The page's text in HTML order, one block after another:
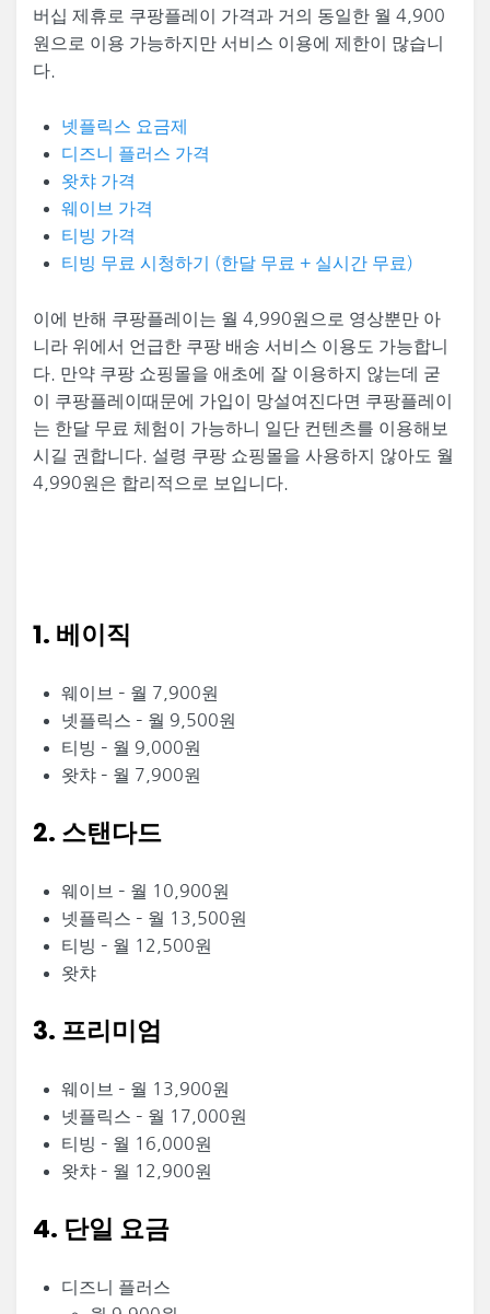
버십 제휴로 쿠팡플레이 가격과 거의 동일한 월 4,900
원으로 이용 가능하지만 서비스 이용에 제한이 많습니
다.
넷플릭스 요금제
디즈니 플러스 가격
왓챠 가격
웨이브 가격
티빙 가격
티빙 무료 시청하기 (한달 무료 + 실시간 무료)
이에 반해 쿠팡플레이는 월 4,990원으로 영상뿐만 아
니라 위에서 언급한 쿠팡 배송 서비스 이용도 가능합니
다. 만약 쿠팡 쇼핑몰을 애초에 잘 이용하지 않는데 굳
이 쿠팡플레이때문에 가입이 망설여진다면 쿠팡플레이
는 한달 무료 체험이 가능하니 일단 컨텐츠를 이용해보
시길 권합니다. 설령 쿠팡 쇼핑몰을 사용하지 않아도 월
4,990원은 합리적으로 보입니다.
1. 베이직
웨이브 – 월 7,900원
넷플릭스 – 월 9,500원
티빙 – 월 9,000원
왓챠 – 월 7,900원
2. 스탠다드
웨이브 – 월 10,900원
넷플릭스 – 월 13,500원
티빙 – 월 12,500원
왓챠
3. 프리미엄
웨이브 – 월 13,900원
넷플릭스 – 월 17,000원
티빙 – 월 16,000원
왓챠 – 월 12,900원
4. 단일 요금
디즈니 플러스